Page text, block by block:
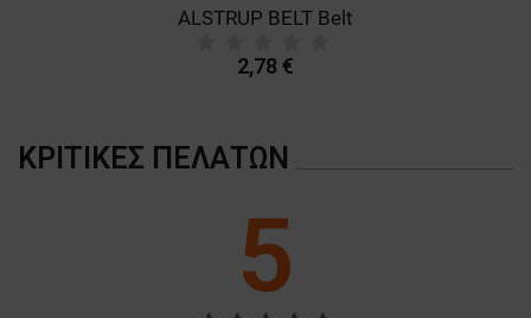
ALSTRUP BELT Belt
2,78 €
ΚΡΙΤΙΚΈΣ ΠΕΛΑΤΏΝ
5